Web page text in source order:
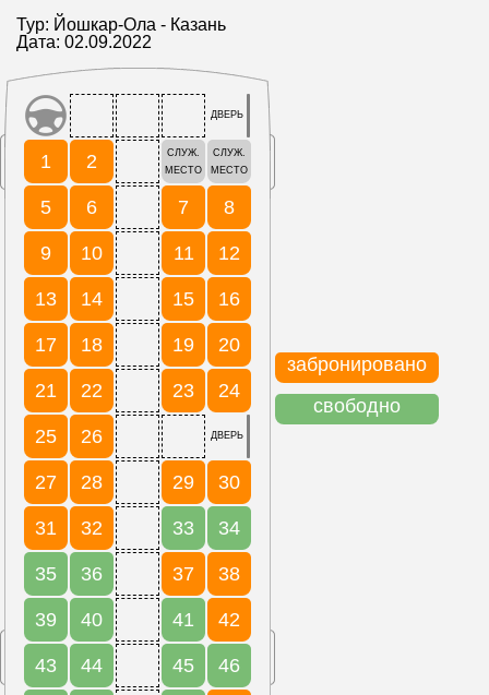
Тур: Йошкар-Ола - Казань
Дата: 02.09.2022
ДВЕРЬ
1 2
СЛУЖ.
МЕСТО
СЛУЖ.
МЕСТО
5 6 7 8
9 10 11 12
13 14 15 16
17 18 19 20
21 22 23 24
25 26 ДВЕРЬ
27 28 29 30
31 32 33 34
35 36 37 38
39 40 41 42
43 44 45 46
забронировано
свободно